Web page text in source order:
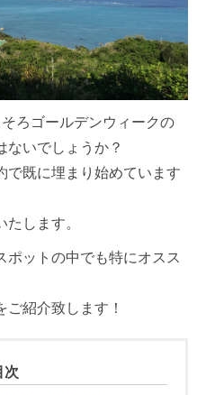
ろゴールデンウィークの
ないでしょうか？
で既に埋まり始めています
します。
ポットの中でも特にオスス
紹介致します！
次